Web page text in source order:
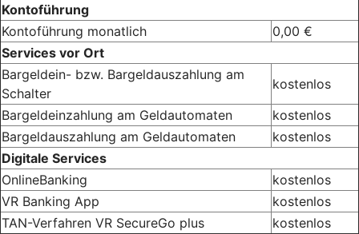
Kontoführung
Kontoführung monatlich
0,00 €
Services vor Ort
Bargeldein- bzw. Bargeldauszahlung am
Schalter
kostenlos
Bargeldeinzahlung am Geldautomaten
kostenlos
Bargeldauszahlung am Geldautomaten
kostenlos
Digitale Services
OnlineBanking
kostenlos
VR Banking App
kostenlos
TAN-Verfahren VR SecureGo plus
kostenlos